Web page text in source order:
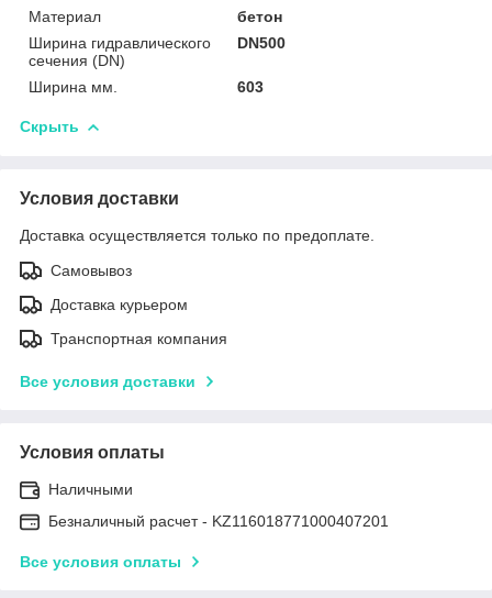
Материал
бетон
Ширина гидравлического
сечения (DN)
DN500
Ширина мм. 603
Скрыть
Условия доставки
Доставка осуществляется только по предоплате.
Самовывоз
Доставка курьером
Транспортная компания
Все условия доставки
Условия оплаты
Наличными
Безналичный расчет - KZ116018771000407201
Все условия оплаты